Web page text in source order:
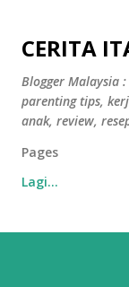
CERITA
Blogger Malaysia
parenting tips,
anak, review,
Pages
Lagi…